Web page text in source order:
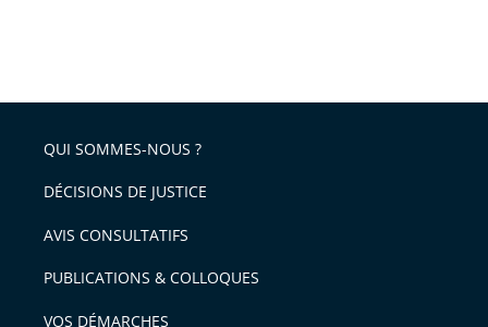
QUI SOMMES-NOUS ?
DÉCISIONS DE JUSTICE
AVIS CONSULTATIFS
PUBLICATIONS & COLLOQUES
VOS DÉMARCHES